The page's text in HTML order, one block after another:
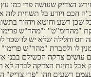
הצדיק שעושה פרי כמו עץ
חכם ויודע בל תשחית לזה
שכן רשע וחוטא ויחזור
"מהרימ"ט" ו"מהר"ש פרימו"
וחלילה שלא יש לו שכר
לו ולסברת "מהר"ש
צדקה הכשילם בבני
אבל נתינת הצדקה לבדה לא
רשעים וזהו "פרי צדיק"